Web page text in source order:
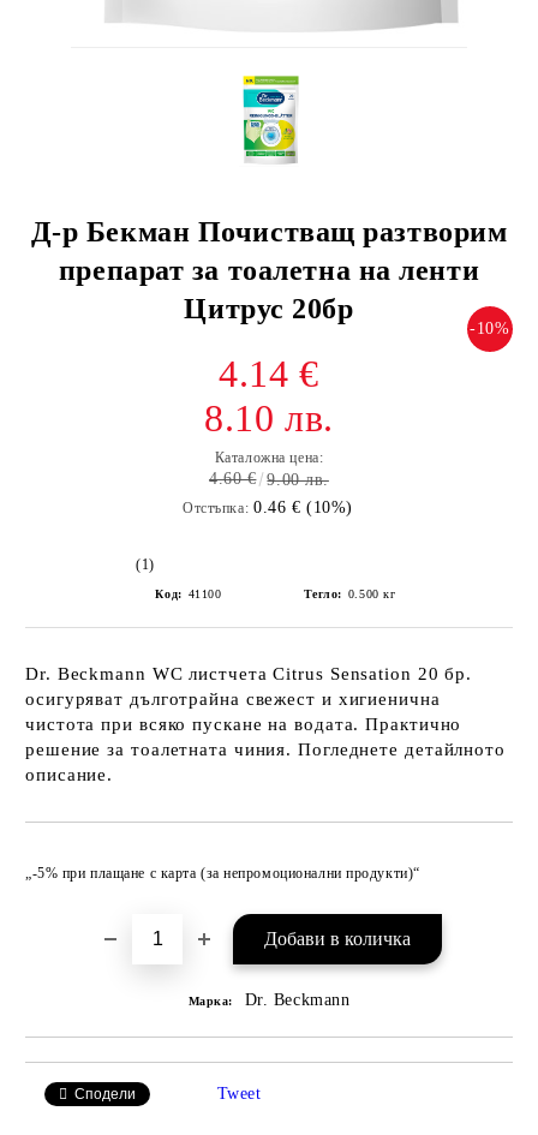
Д-р Бекман Почистващ разтворим
препарат за тоалетна на ленти
Цитрус 20бр
-10%
4.14 €
8.10 лв.
Каталожна цена:
4.60 € 9.00 лв.
Отстъпка: 0.46 € (10%)
(1)
Код: 41100 Тегло: 0.500 кг
Dr. Beckmann WC листчета Citrus Sensation 20 бр.
осигуряват дълготрайна свежест и хигиенична
чистота при всяко пускане на водата. Практично
решение за тоалетната чиния. Погледнете детайлното
описание.
„-5% при плащане с карта (за непромоционални продукти)“
Марка: Dr. Beckmann
Сподели Tweet